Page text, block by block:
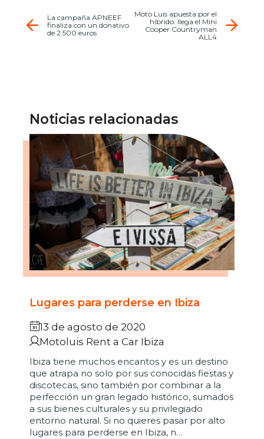
La campaña APNEEF
finaliza con un donativo
de 2.500 euros
Moto Luis apuesta por el
híbrido: llega el Mini
Cooper Countryman
ALL4
Noticias relacionadas
Lugares para perderse en Ibiza
13 de agosto de 2020
Motoluis Rent a Car Ibiza
Ibiza tiene muchos encantos y es un destino
que atrapa no solo por sus conocidas fiestas y
discotecas, sino también por combinar a la
perfección un gran legado histórico, sumados
a sus bienes culturales y su privilegiado
entorno natural. Si no quieres pasar por alto
lugares para perderse en Ibiza, n…